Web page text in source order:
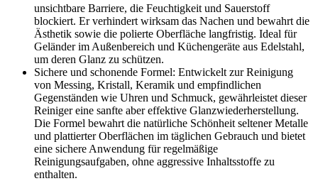
unsichtbare Barriere, die Feuchtigkeit und Sauerstoff
blockiert. Er verhindert wirksam das Nachen und bewahrt die
Ästhetik sowie die polierte Oberfläche langfristig. Ideal für
Geländer im Außenbereich und Küchengeräte aus Edelstahl,
um deren Glanz zu schützen.
Sichere und schonende Formel: Entwickelt zur Reinigung
von Messing, Kristall, Keramik und empfindlichen
Gegenständen wie Uhren und Schmuck, gewährleistet dieser
Reiniger eine sanfte aber effektive Glanzwiederherstellung.
Die Formel bewahrt die natürliche Schönheit seltener Metalle
und plattierter Oberflächen im täglichen Gebrauch und bietet
eine sichere Anwendung für regelmäßige
Reinigungsaufgaben, ohne aggressive Inhaltsstoffe zu
enthalten.